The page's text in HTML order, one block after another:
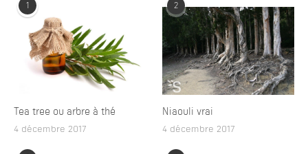
1
Tea tree ou arbre à thé
4 décembre 2017
2
Niaouli vrai
4 décembre 2017